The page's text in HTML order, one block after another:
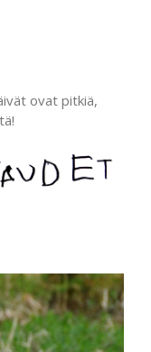
ovat pitkiä,